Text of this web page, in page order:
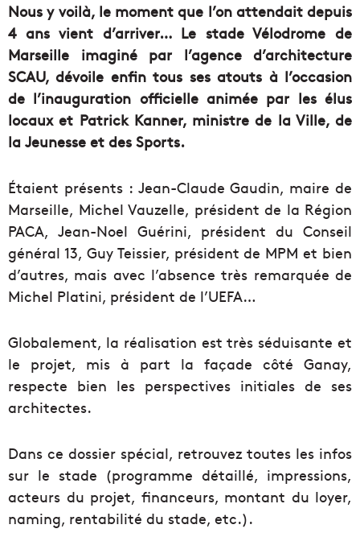
Nous y voilà, le moment que l’on attendait depuis
4 ans vient d’arriver… Le stade Vélodrome de
Marseille imaginé par l’agence d’architecture
SCAU, dévoile enfin tous ses atouts à l’occasion
de l’inauguration officielle animée par les élus
locaux et Patrick Kanner, ministre de la Ville, de
la Jeunesse et des Sports.
Étaient présents : Jean-Claude Gaudin, maire de
Marseille, Michel Vauzelle, président de la Région
PACA, Jean-Noel Guérini, président du Conseil
général 13, Guy Teissier, président de MPM et bien
d’autres, mais avec l’absence très remarquée de
Michel Platini, président de l’UEFA…
Globalement, la réalisation est très séduisante et
le projet, mis à part la façade côté Ganay,
respecte bien les perspectives initiales de ses
architectes.
Dans ce dossier spécial, retrouvez toutes les infos
sur le stade (programme détaillé, impressions,
acteurs du projet, financeurs, montant du loyer,
naming, rentabilité du stade, etc.).